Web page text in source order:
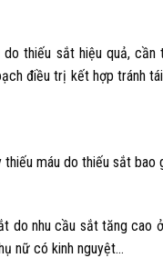
thiếu sắt hiệu quả, cần
điều trị kết hợp tránh
thiếu máu do thiếu sắt bao
do nhu cầu sắt tăng cao
nữ có kinh nguyệt…